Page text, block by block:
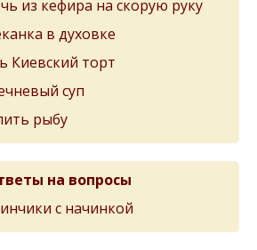
из кефира на скорую руку
в духовке
Киевский торт
суп
рыбу
на вопросы
с начинкой